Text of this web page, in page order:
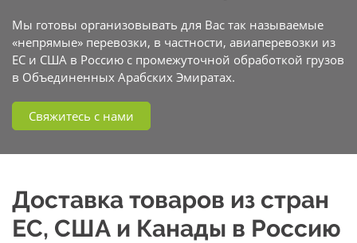
Мы готовы организовывать для Вас так называемые
«непрямые» перевозки, в частности, авиаперевозки из
ЕС и США в Россию с промежуточной обработкой грузов
в Объединенных Арабских Эмиратах.
Свяжитесь с нами
Доставка товаров из стран
ЕС, США и Канады в Россию